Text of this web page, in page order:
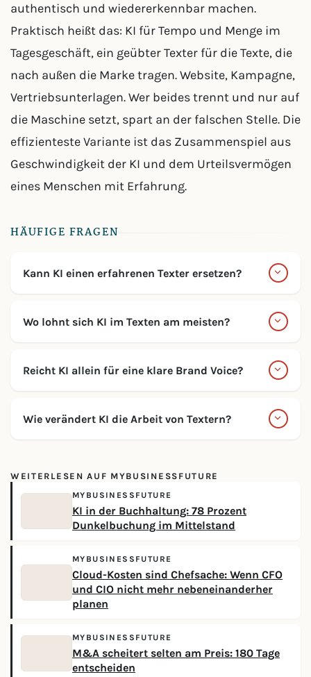
authentisch und wiedererkennbar machen.
Praktisch heißt das: KI für Tempo und Menge im
Tagesgeschäft, ein geübter Texter für die Texte, die
nach außen die Marke tragen. Website, Kampagne,
Vertriebsunterlagen. Wer beides trennt und nur auf
die Maschine setzt, spart an der falschen Stelle. Die
effizienteste Variante ist das Zusammenspiel aus
Geschwindigkeit der KI und dem Urteilsvermögen
eines Menschen mit Erfahrung.
HÄUFIGE FRAGEN
Kann KI einen erfahrenen Texter ersetzen?
Wo lohnt sich KI im Texten am meisten?
Reicht KI allein für eine klare Brand Voice?
Wie verändert KI die Arbeit von Textern?
WEITERLESEN AUF MYBUSINESSFUTURE
MYBUSINESSFUTURE
KI in der Buchhaltung: 78 Prozent
Dunkelbuchung im Mittelstand
MYBUSINESSFUTURE
Cloud-Kosten sind Chefsache: Wenn CFO
und CIO nicht mehr nebeneinanderher
planen
MYBUSINESSFUTURE
M&A scheitert selten am Preis: 180 Tage
entscheiden